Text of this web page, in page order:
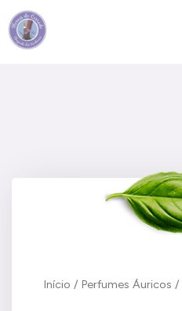
para
Início / Perfumes Áuricos /